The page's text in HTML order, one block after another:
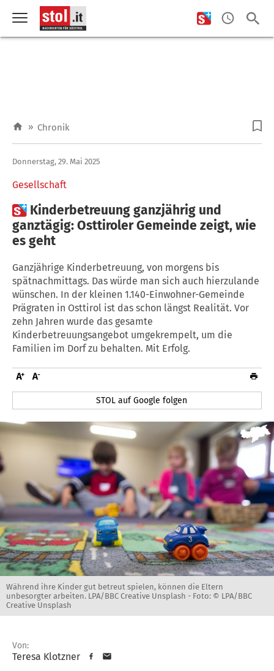
» Chronik
Gesellschaft
Donnerstag, 29. Mai 2025
 Kinderbetreuung ganzjährig und
ganztägig: Osttiroler Gemeinde zeigt, wie
es geht
Ganzjährige Kinderbetreuung, von morgens bis
spätnachmittags. Das würde man sich auch hierzulande
wünschen. In der kleinen 1.140-Einwohner-Gemeinde
Prägraten in Osttirol ist das schon längst Realität. Vor
zehn Jahren wurde das gesamte
Kinderbetreuungsangebot umgekrempelt, um die
Familien im Dorf zu behalten. Mit Erfolg.
STOL auf Google folgen
Während ihre Kinder gut betreut spielen, können die Eltern
unbesorgter arbeiten. LPA/BBC Creative Unsplash - Foto: © LPA/BBC
Creative Unsplash
Von:
Teresa Klotzner